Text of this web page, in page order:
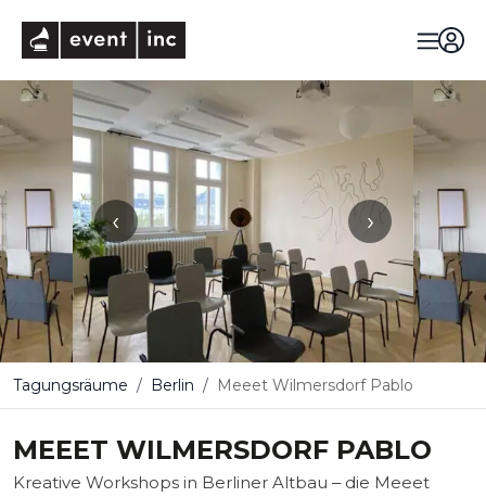
‹ ›
Tagungsräume Berlin Meeet Wilmersdorf Pablo
MEEET WILMERSDORF PABLO
Kreative Workshops in Berliner Altbau ‒ die Meeet